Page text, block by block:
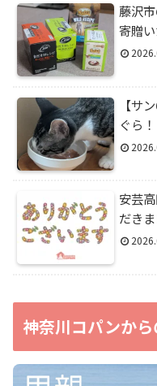
藤沢
寄贈
【サ
ぐら！
安芸
だき
神奈川コパンか